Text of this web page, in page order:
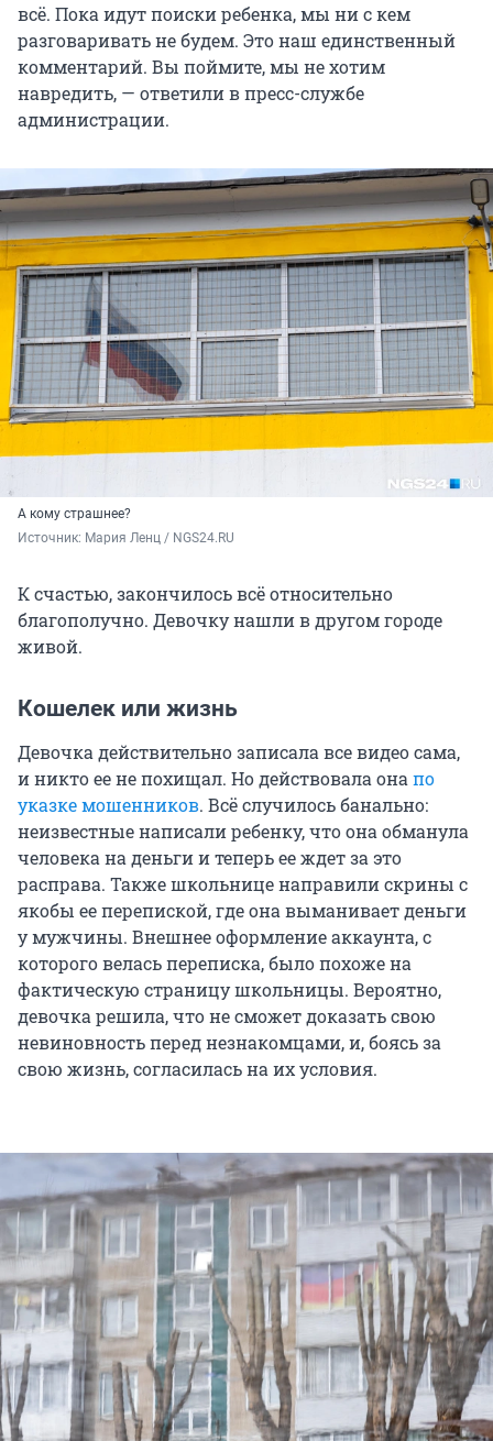
всё. Пока идут поиски ребенка, мы ни с кем
разговаривать не будем. Это наш единственный
комментарий. Вы поймите, мы не хотим
навредить, — ответили в пресс-службе
администрации.
А кому страшнее?
Источник: Мария Ленц / NGS24.RU
К счастью, закончилось всё относительно
благополучно. Девочку нашли в другом городе
живой.
Кошелек или жизнь
Девочка действительно записала все видео сама,
и никто ее не похищал. Но действовала она по
указке мошенников. Всё случилось банально:
неизвестные написали ребенку, что она обманула
человека на деньги и теперь ее ждет за это
расправа. Также школьнице направили скрины с
якобы ее перепиской, где она выманивает деньги
у мужчины. Внешнее оформление аккаунта, с
которого велась переписка, было похоже на
фактическую страницу школьницы. Вероятно,
девочка решила, что не сможет доказать свою
невиновность перед незнакомцами, и, боясь за
свою жизнь, согласилась на их условия.